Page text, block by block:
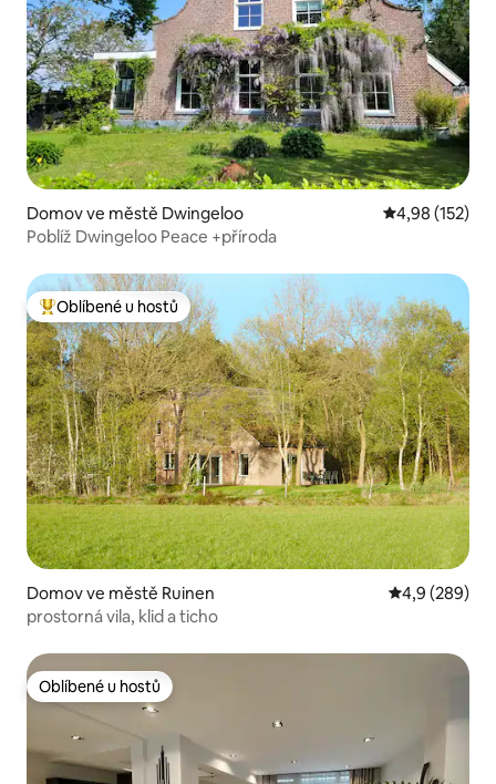
Domov ve městě Dwingeloo Průměrné
4,98 (152)
Poblíž Dwingeloo Peace +příroda
Nejlepší v kategorii Oblíbené u hostů
Oblíbené u hostů
Domov ve městě Ruinen Průměrné
4,9 (289)
prostorná vila, klid a ticho
Oblíbené u hostů
Oblíbené u hostů